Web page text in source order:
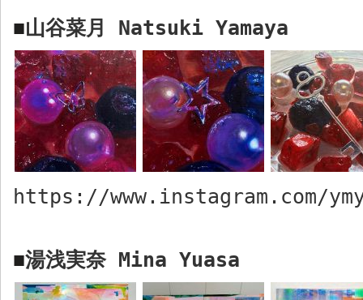
■山谷菜月 Natsuki Yamaya
https://www.instagram.com/
■湯浅実奈 Mina Yuasa